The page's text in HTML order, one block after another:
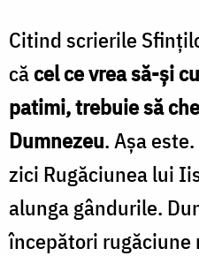
Ștefan
Cojocariu
Citind scrierile
căcel ce vrea să-și
patimi, trebuie să
Dumnezeu. Așa
zici Rugăciunea lui
alunga gândurile.
începători